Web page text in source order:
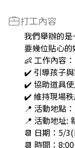
打工內容
我們舉辦的
要幾位貼心的
👶 工作內容：
✔️ 引導孩子
✔️ 協助道具
✔️ 維持現場
📍 活動地點
📍 活動地址:
📆 日期：5/
📆 時間：